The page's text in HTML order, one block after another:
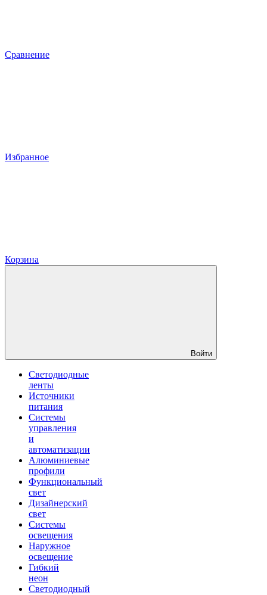
Сравнение
Избранное
Корзина
Войти
Светодиодные
ленты
Источники
питания
Системы
управления
и
автоматизации
Алюминиевые
профили
Функциональный
свет
Дизайнерский
свет
Системы
освещения
Наружное
освещение
Гибкий
неон
Светодиодный